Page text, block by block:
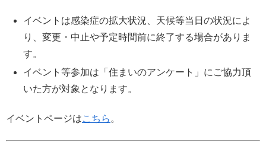
イベントは感染症の拡大状況、天候等当日の状況によ
り、変更・中止や予定時間前に終了する場合がありま
す。
イベント等参加は「住まいのアンケート」にご協力頂
いた方が対象となります。
イベントページはこちら 。